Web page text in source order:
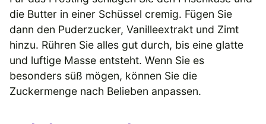
die Butter in einer Schüssel cremig. Fügen Sie
dann den Puderzucker, Vanilleextrakt und Zimt
hinzu. Rühren Sie alles gut durch, bis eine glatte
und luftige Masse entsteht. Wenn Sie es
besonders süß mögen, können Sie die
Zuckermenge nach Belieben anpassen.